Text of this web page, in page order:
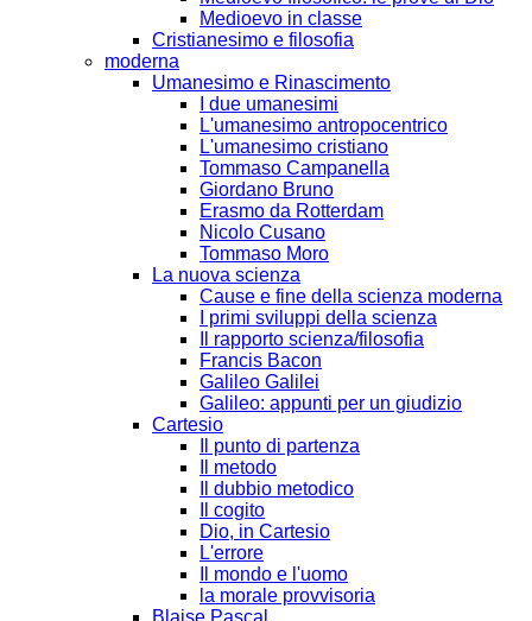
Medioevo in classe
Cristianesimo e filosofia
moderna
Umanesimo e Rinascimento
I due umanesimi
L'umanesimo antropocentrico
L'umanesimo cristiano
Tommaso Campanella
Giordano Bruno
Erasmo da Rotterdam
Nicolo Cusano
Tommaso Moro
La nuova scienza
Cause e fine della scienza moderna
I primi sviluppi della scienza
Il rapporto scienza/filosofia
Francis Bacon
Galileo Galilei
Galileo: appunti per un giudizio
Cartesio
Il punto di partenza
Il metodo
Il dubbio metodico
Il cogito
Dio, in Cartesio
L'errore
Il mondo e l'uomo
la morale provvisoria
Blaise Pascal